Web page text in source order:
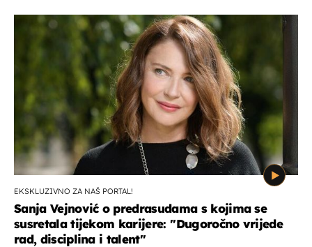
EKSKLUZIVNO ZA NAŠ PORTAL!
Sanja Vejnović o predrasudama s kojima se
susretala tijekom karijere: ''Dugoročno vrijede
rad, disciplina i talent''